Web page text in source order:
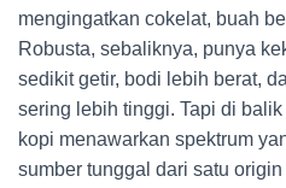
mengingatkan cokelat, buah
Robusta, sebaliknya, punya
sedikit getir, bodi lebih berat,
sering lebih tinggi. Tapi di
kopi menawarkan spektrum
sumber tunggal dari satu